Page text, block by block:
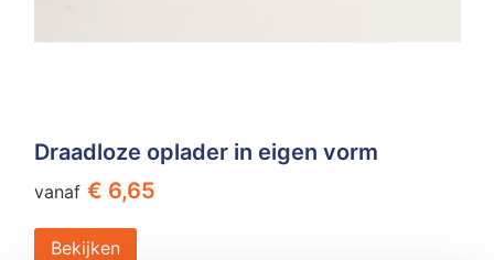
Draadloze oplader in eigen vorm
vanaf € 6,65
Bekijken